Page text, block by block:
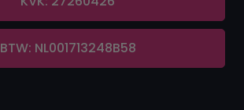
BTW: NL001713248B58